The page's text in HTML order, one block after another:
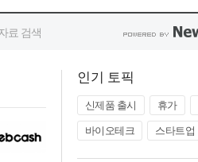
인기 토픽
신제품 출시 휴가
바이오테크
스타트업